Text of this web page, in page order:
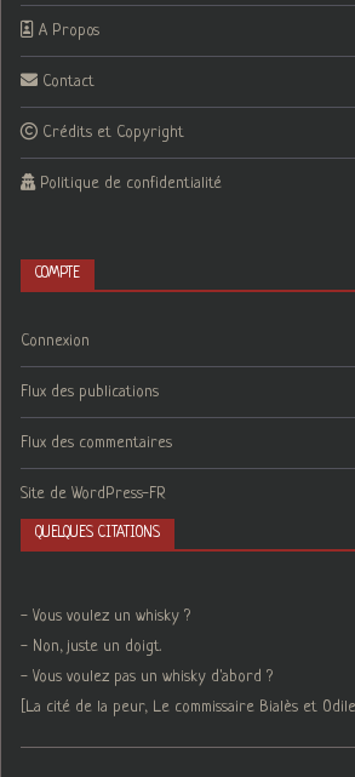
A Propos
Contact
Crédits et Copyright
Politique de confidentialité
COMPTE
Connexion
Flux des publications
Flux des commentaires
Site de WordPress-FR
QUELQUES CITATIONS
- Vous voulez un whisky ?
- Non, juste un doigt.
- Vous voulez pas un whisky d'abord ?
[La cité de la peur, Le commissaire Bialès et Odile